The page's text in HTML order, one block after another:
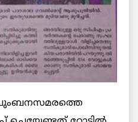
ചുംബനസമരത്തെ